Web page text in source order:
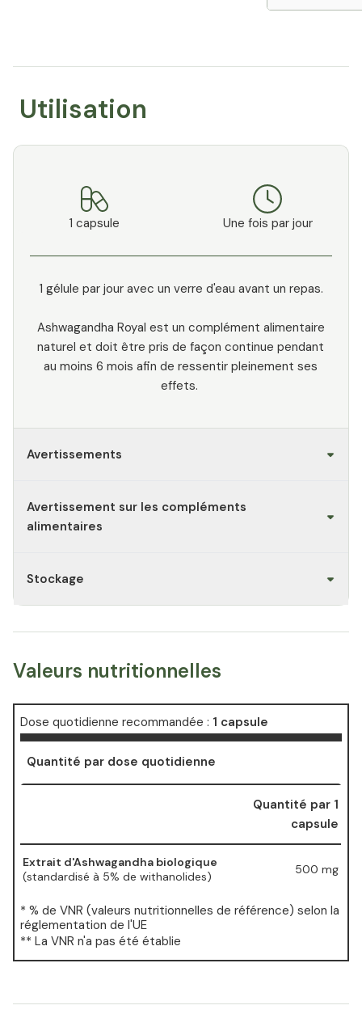
Utilisation
1 capsule Une fois par jour
1 gélule par jour avec un verre d'eau avant un repas.
Ashwagandha Royal est un complément alimentaire
naturel et doit être pris de façon continue pendant
au moins 6 mois afin de ressentir pleinement ses
effets.
Avertissements
Avertissement sur les compléments
alimentaires
Stockage
Valeurs nutritionnelles
Dose quotidienne recommandée : 1 capsule
Quantité par dose quotidienne
Quantité par 1
capsule
Extrait d'Ashwagandha biologique
(standardisé à 5% de withanolides)
500 mg
* % de VNR (valeurs nutritionnelles de référence) selon la
réglementation de l'UE
** La VNR n'a pas été établie